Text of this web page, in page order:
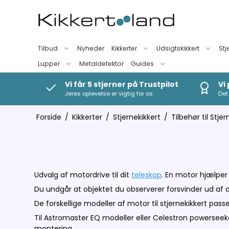
Tilbud Nyheder Kikkerter Udsigtskikkert
Lupper
Metaldetektor Guides
Vi får 5 stjerner på Trustpilot
Jeres oplevelse er vigtig for os
Vi
Forside / Kikkerter / Stjernekikkert / Tilbehør til
Udvalg af motordrive til dit teleskop. En motor
Du undgår at objektet du observerer forsvinder ud
De forskellige modeller af motor til stjernekikkert
Til Astromaster EQ modeller eller Celestron